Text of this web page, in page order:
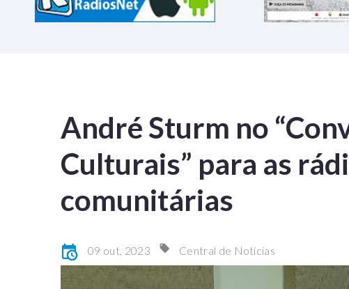
André Sturm no
Culturais” para as
comunitárias
09 out, 2023 Central de Notícias